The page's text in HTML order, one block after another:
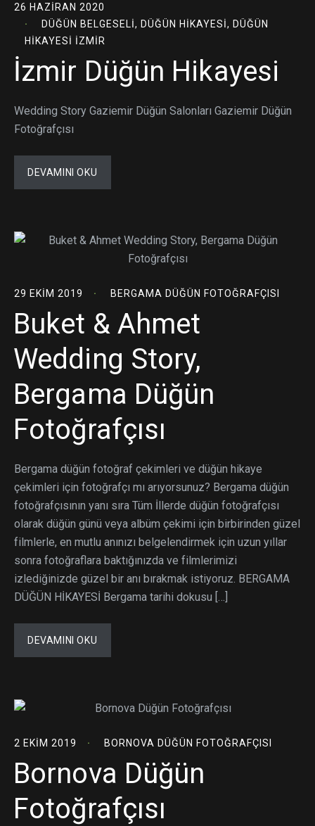
26 HAZIRAN 2020
DÜĞÜN BELGESELI, DÜĞÜN HIKAYESI, DÜĞÜN
HIKAYESI İZMIR
İzmir Düğün Hikayesi
Wedding Story Gaziemir Düğün Salonları Gaziemir Düğün
Fotoğrafçısı
DEVAMINI OKU
29 EKIM 2019 BERGAMA DÜĞÜN FOTOĞRAFÇISI
Buket & Ahmet
Wedding Story,
Bergama Düğün
Fotoğrafçısı
Bergama düğün fotoğraf çekimleri ve düğün hikaye
çekimleri için fotoğrafçı mı arıyorsunuz? Bergama düğün
fotoğrafçısının yanı sıra Tüm İllerde düğün fotoğrafçısı
olarak düğün günü veya albüm çekimi için birbirinden güzel
filmlerle, en mutlu anınızı belgelendirmek için uzun yıllar
sonra fotoğraflara baktığınızda ve filmlerimizi
izlediğinizde güzel bir anı bırakmak istiyoruz. BERGAMA
DÜĞÜN HİKAYESİ Bergama tarihi dokusu […]
DEVAMINI OKU
2 EKIM 2019 BORNOVA DÜĞÜN FOTOĞRAFÇISI
Bornova Düğün
Fotoğrafçısı